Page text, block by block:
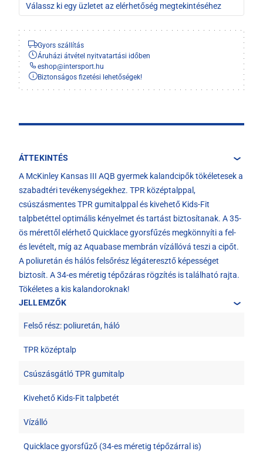
Válassz ki egy üzletet az elérhetőség megtekintéséhez
Gyors szállítás
Áruházi átvétel nyitvatartási időben
eshop@intersport.hu
Biztonságos fizetési lehetőségek!
ÁTTEKINTÉS
A McKinley Kansas III AQB gyermek kalandcipők tökéletesek a
szabadtéri tevékenységekhez. TPR középtalppal,
csúszásmentes TPR gumitalppal és kivehető Kids-Fit
talpbetéttel optimális kényelmet és tartást biztosítanak. A 35-
ös mérettől elérhető Quicklace gyorsfűzés megkönnyíti a fel-
és levételt, míg az Aquabase membrán vízállóvá teszi a cipőt.
A poliuretán és hálós felsőrész légáteresztő képességet
biztosít. A 34-es méretig tépőzáras rögzítés is található rajta.
Tökéletes a kis kalandoroknak!
JELLEMZŐK
Felső rész: poliuretán, háló
TPR középtalp
Csúszásgátló TPR gumitalp
Kivehető Kids-Fit talpbetét
Vízálló
Quicklace gyorsfűző (34-es méretig tépőzárral is)